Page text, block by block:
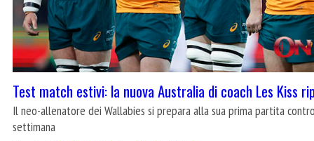
Test match estivi: la nuova Australia di coach Les Kiss
Il neo-allenatore dei Wallabies si prepara alla sua prima partita
settimana